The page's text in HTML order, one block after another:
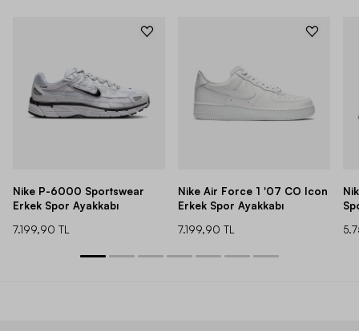
Nike P-6000 Sportswear
Erkek Spor Ayakkabı
7.199,90 TL
Nike Air Force 1 '07 CO Icon
Erkek Spor Ayakkabı
7.199,90 TL